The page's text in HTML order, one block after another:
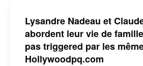
Lysandre Nadeau et
abordent leur vie de
pas triggered par les
Hollywoodpq.com